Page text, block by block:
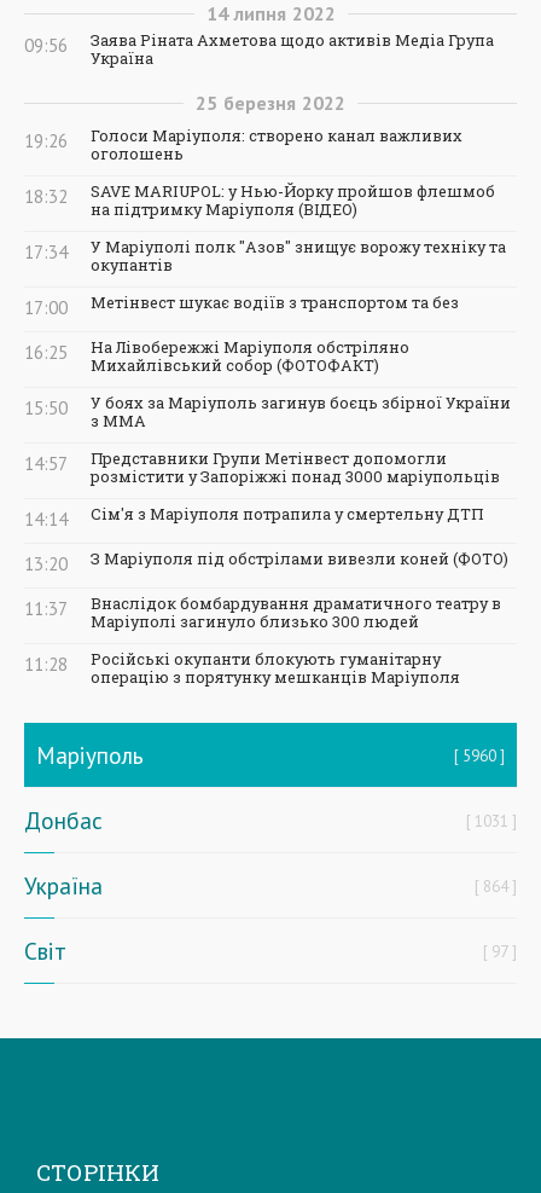
14 липня 2022
09:56
Заява Ріната Ахметова щодо активів Медіа Група
Україна
25 березня 2022
19:26
Голоси Маріуполя: створено канал важливих
оголошень
18:32
SAVE MARIUPOL: у Нью-Йорку пройшов флешмоб
на підтримку Маріуполя (ВІДЕО)
17:34
У Маріуполі полк "Азов" знищує ворожу техніку та
окупантів
17:00 Метінвест шукає водіїв з транспортом та без
16:25
На Лівобережжі Маріуполя обстріляно
Михайлівський собор (ФОТОФАКТ)
15:50
У боях за Маріуполь загинув боєць збірної України
з ММА
14:57
Представники Групи Метінвест допомогли
розмістити у Запоріжжі понад 3000 маріупольців
14:14 Сім'я з Маріуполя потрапила у смертельну ДТП
13:20 З Маріуполя під обстрілами вивезли коней (ФОТО)
11:37
Внаслідок бомбардування драматичного театру в
Маріуполі загинуло близько 300 людей
11:28
Російські окупанти блокують гуманітарну
операцію з порятунку мешканців Маріуполя
Маріуполь 5960
Донбас 1031
Україна 864
Світ 97
СТОРІНКИ